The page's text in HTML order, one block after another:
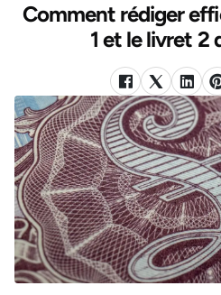
Comment rédiger
1 et le livret 2